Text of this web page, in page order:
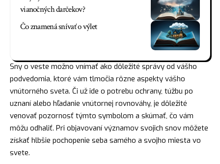
vianočných darčekov?
Čo znamená snívať o výlet
Sny o veste možno vnímať ako dôležité správy od vášho
podvedomia, ktoré vám tlmočia rôzne aspekty vášho
vnútorného sveta. Či už ide o potrebu ochrany, túžbu po
uznaní alebo hľadanie vnútornej rovnováhy, je dôležité
venovať pozornosť týmto symbolom a skúmať, čo vám
môžu odhaliť. Pri objavovaní významov svojich snov môžete
získať hlbšie pochopenie seba samého a svojho miesta vo
svete.